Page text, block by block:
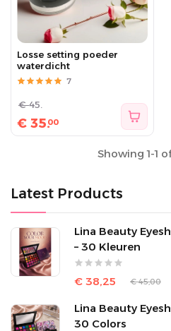
Latest Products
Lina Beauty
– 30 Kleuren
€ 38,25 € 45,00
Lina Beauty
30 Colors
Losse setting poeder
waterdicht
7
€ 35.00
€45.
Showing 1-1